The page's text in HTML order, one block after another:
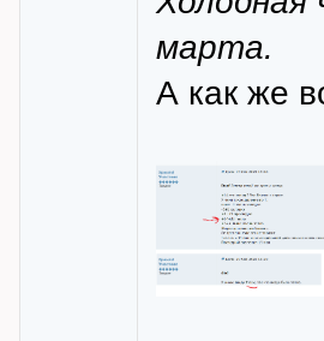
марта.
А как же